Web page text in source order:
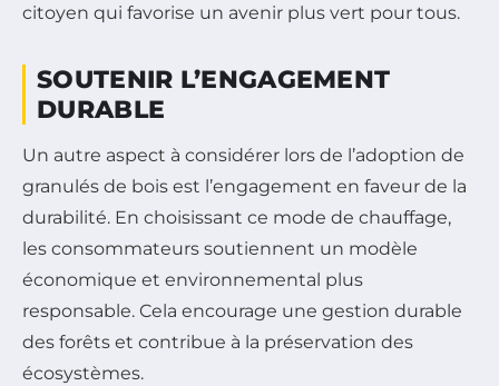
citoyen qui favorise un avenir plus vert pour tous.
SOUTENIR L’ENGAGEMENT
DURABLE
Un autre aspect à considérer lors de l’adoption de
granulés de bois est l’engagement en faveur de la
durabilité. En choisissant ce mode de chauffage,
les consommateurs soutiennent un modèle
économique et environnemental plus
responsable. Cela encourage une gestion durable
des forêts et contribue à la préservation des
écosystèmes.